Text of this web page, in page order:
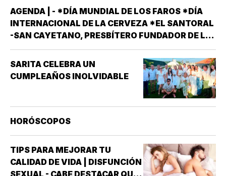
AGENDA | - *DÍA MUNDIAL DE LOS FAROS *DÍA
INTERNACIONAL DE LA CERVEZA *EL SANTORAL
-SAN CAYETANO, PRESBÍTERO FUNDADOR DE LA
ORDEN DE LOS TEATINOS. SANTOS Y MÁRTIRES
SIXTO II PAPA MÁRTIR Y SUS DISCÍPULOS
FELICÍSIMO Y AGAPITO. SAN MIGUEL DE LA
SARITA CELEBRA UN
CUMPLEAÑOS INOLVIDABLE
HORÓSCOPOS
TIPS PARA MEJORAR TU
CALIDAD DE VIDA | DISFUNCIÓN